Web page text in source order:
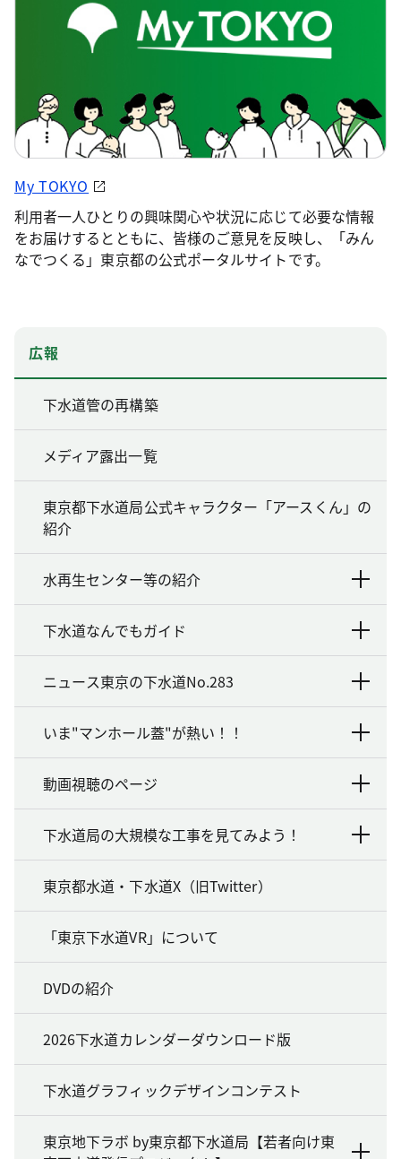
My TOKYO
利用者一人ひとりの興味関心や状況に応じて必要な情報
をお届けするとともに、皆様のご意見を反映し、「みん
なでつくる」東京都の公式ポータルサイトです。
広報
下水道管の再構築
メディア露出一覧
東京都下水道局公式キャラクター「アースくん」の
紹介
水再生センター等の紹介
下水道なんでもガイド
ニュース東京の下水道No.283
いま"マンホール蓋"が熱い！！
動画視聴のページ
下水道局の大規模な工事を見てみよう！
東京都水道・下水道X（旧Twitter）
「東京下水道VR」について
DVDの紹介
2026下水道カレンダーダウンロード版
下水道グラフィックデザインコンテスト
東京地下ラボ by東京都下水道局【若者向け東